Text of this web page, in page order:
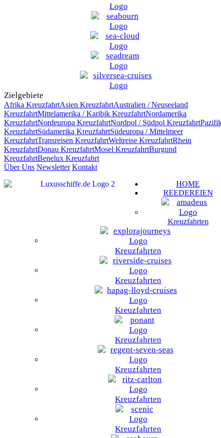
Zielgebiete
Afrika KreuzfahrtAsien KreuzfahrtAustralien / Neuseeland
KreuzfahrtMittelamerika / Karibik KreuzfahrtNordamerika
KreuzfahrtNordeuropa KreuzfahrtNordpol / Südpol Kreuzfahrt
KreuzfahrtSüdamerika KreuzfahrtSüdeuropa / Mittelmeer
KreuzfahrtTransreisen KreuzfahrtWeltreise KreuzfahrtRhein
KreuzfahrtDonau KreuzfahrtMosel KreuzfahrtBurgund
KreuzfahrtBenelux Kreuzfahrt
Über Uns Newsletter Kontakt
HOME
REEDEREIEN
Kreuzfahrten
Kreuzfahrten
Kreuzfahrten
Kreuzfahrten
Kreuzfahrten
Kreuzfahrten
Kreuzfahrten
Kreuzfahrten